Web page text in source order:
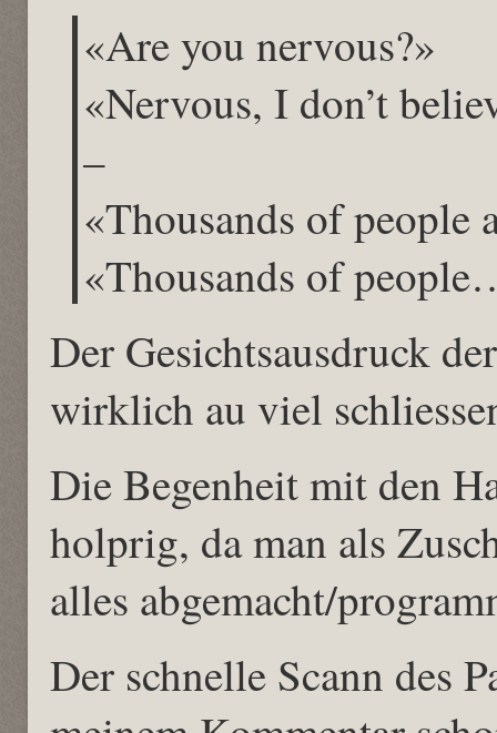
«Are you nervous?»
«Nervous, I don’t
–
«Thousands of people
«Thousands of
Der Gesichtsausdruck
wirklich au viel
Die Begenheit mit den
holprig, da man als
alles abgemacht/
Der schnelle Scann des